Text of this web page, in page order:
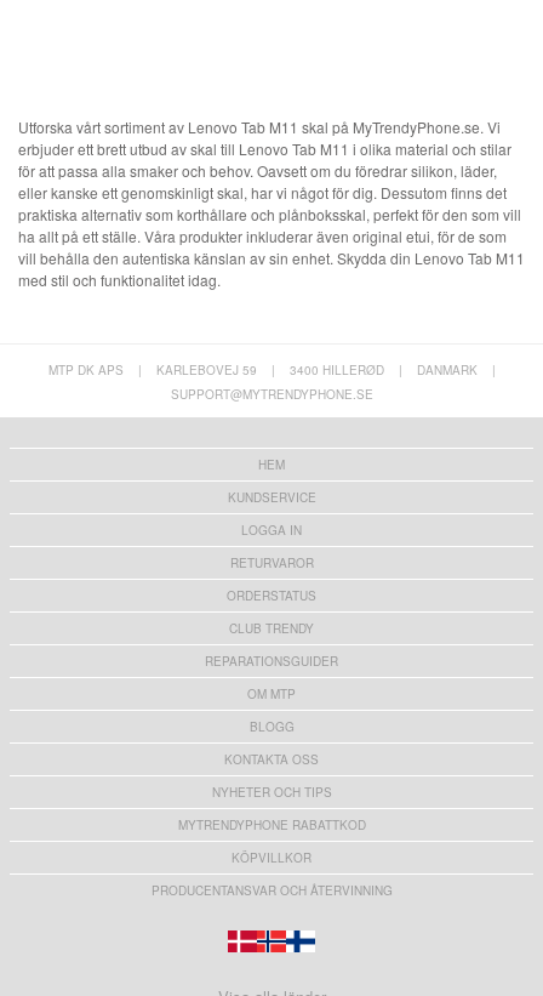
Utforska vårt sortiment av Lenovo Tab M11 skal på MyTrendyPhone.se. Vi
erbjuder ett brett utbud av skal till Lenovo Tab M11 i olika material och stilar
för att passa alla smaker och behov. Oavsett om du föredrar silikon, läder,
eller kanske ett genomskinligt skal, har vi något för dig. Dessutom finns det
praktiska alternativ som korthållare och plånboksskal, perfekt för den som vill
ha allt på ett ställe. Våra produkter inkluderar även original etui, för de som
vill behålla den autentiska känslan av sin enhet. Skydda din Lenovo Tab M11
med stil och funktionalitet idag.
MTP DK APS | KARLEBOVEJ 59 | 3400 HILLERØD | DANMARK
|
SUPPORT@MYTRENDYPHONE.SE
HEM
KUNDSERVICE
LOGGA IN
RETURVAROR
ORDERSTATUS
CLUB TRENDY
REPARATIONSGUIDER
OM MTP
BLOGG
KONTAKTA OSS
NYHETER OCH TIPS
MYTRENDYPHONE RABATTKOD
KÖPVILLKOR
PRODUCENTANSVAR OCH ÅTERVINNING